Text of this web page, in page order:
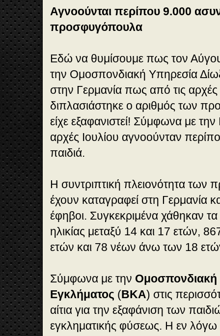
Αγνοούνται περίπου 9.000
προσφυγόπουλα
Εδώ να θυμίσουμε πως τον
την Ομοσπονδιακή Υπηρεσία
στην Γερμανία πως από τις
διπλασιάστηκε ο αριθμός των
είχε εξαφανιστεί! Σύμφωνα με
αρχές Ιουλίου αγνοούνταν
παιδιά.
Η συντριπτική πλειονότητα
έχουν καταγραφεί στη Γερμανία
έφηβοι. Συγκεκριμένα χάθηκαν
ηλικίας μεταξύ 14 και 17 ετών,
ετών και 78 νέων άνω των 18
Σύμφωνα με την Ομοσπονδιακή
Εγκλήματος (ΒΚΑ) στις
αίτια για την εξαφάνιση των
εγκληματικής φύσεως. Η εν λόγω